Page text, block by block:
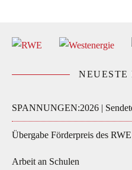
NEUESTE
SPANNUNGEN:2026 |
Übergabe Förderpreis des
Arbeit an Schulen